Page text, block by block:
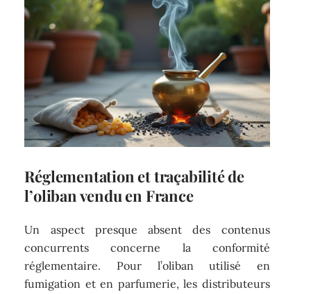
Réglementation et traçabilité de
l’oliban vendu en France
Un aspect presque absent des contenus
concurrents concerne la conformité
réglementaire. Pour l’oliban utilisé en
fumigation et en parfumerie, les distributeurs